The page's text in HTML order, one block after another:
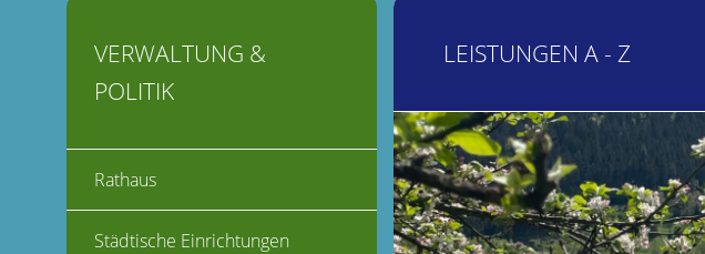
LEISTUNGEN A - Z
VERWALTUNG &
POLITIK
Rathaus
Städtische Einrichtungen